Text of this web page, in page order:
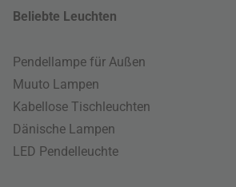
Beliebte Leuchten
Pendellampe für Außen
Muuto Lampen
Kabellose Tischleuchten
Dänische Lampen
LED Pendelleuchte